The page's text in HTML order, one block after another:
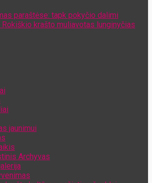
paraštėse: tapk pokyčio dalimi
Rokiškio krašto muliavotas lunginyčias
jaunimui
Archyvas